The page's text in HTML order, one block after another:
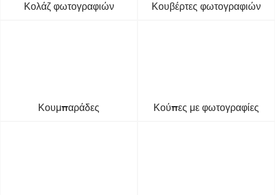
Κολάζ φωτογραφιών Κουβέρτες φωτογραφιών
Κουμπαράδες Κούπες με φωτογραφίες